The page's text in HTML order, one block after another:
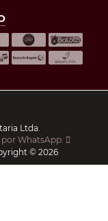
Ltda.
WhatsApp:
© 2026